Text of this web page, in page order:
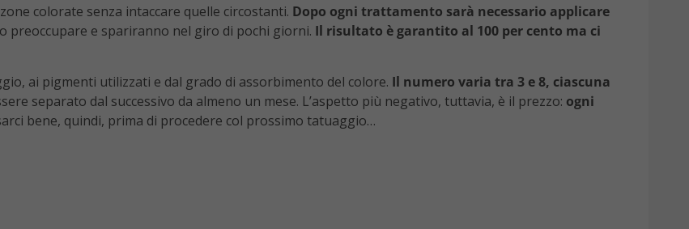
colorate senza intaccare quelle circostanti. Dopo ogni trattamento sarà necessario applicare
preoccupare e spariranno nel giro di pochi giorni. Il risultato è garantito al 100 per cento ma ci
ai pigmenti utilizzati e dal grado di assorbimento del colore. Il numero varia tra 3 e 8, ciascuna
separato dal successivo da almeno un mese. L’aspetto più negativo, tuttavia, è il prezzo: ogni
bene, quindi, prima di procedere col prossimo tatuaggio…